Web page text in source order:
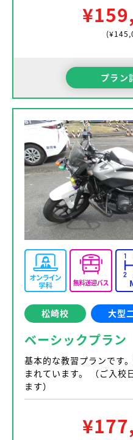
プラン
松崎校 大型
ベーシックプラン
基本的な教習プランです
まれています。 （ご入校
ます）